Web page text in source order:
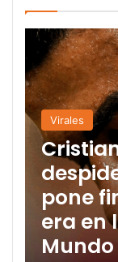
Virales
pone
era en
Mundo